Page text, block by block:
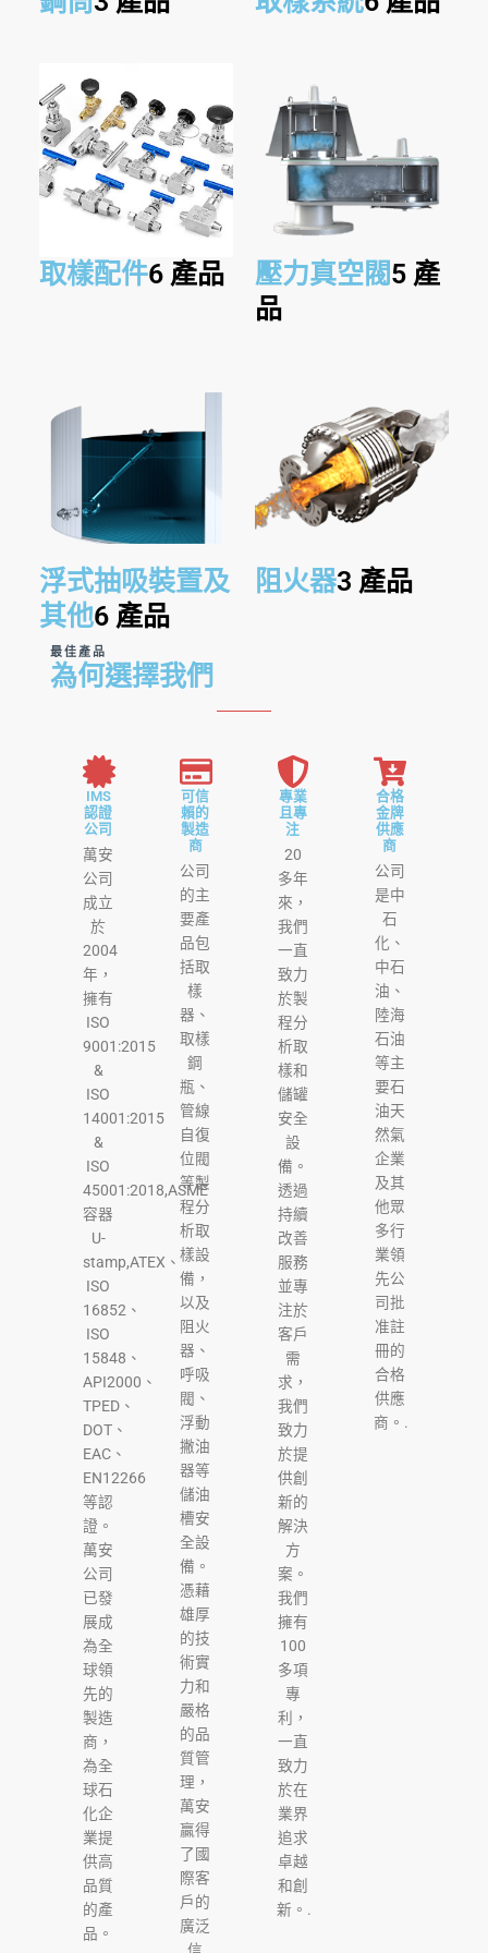
取樣配件6 產品 壓力真空閥5 產
品
浮式抽吸裝置及
其他6 產品
阻火器3 產品
最佳產品
為何選擇我們
IMS
認證
公司
萬安
公司
成立
於
2004
年，
擁有
ISO
9001:2015
&
ISO
14001:2015
&
ISO
45001:2018,ASME
容器
U-
stamp,ATEX、
ISO
16852、
ISO
15848、
API2000、
TPED、
DOT、
EAC、
EN12266
等認
證。
萬安
公司
已發
展成
為全
球領
先的
製造
商，
為全
球石
化企
業提
供高
品質
的產
品。
可信
賴的
製造
商
公司
的主
要產
品包
括取
樣
器、
取樣
鋼
瓶、
管線
自復
位閥
等製
程分
析取
樣設
備，
以及
阻火
器、
呼吸
閥、
浮動
撇油
器等
儲油
槽安
全設
備。
憑藉
雄厚
的技
術實
力和
嚴格
的品
質管
理，
萬安
贏得
了國
際客
戶的
廣泛
專業
且專
注
20
多年
來，
我們
一直
致力
於製
程分
析取
樣和
儲罐
安全
設
備。
透過
持續
改善
服務
並專
注於
客戶
需
求，
我們
致力
於提
供創
新的
解決
方
案。
我們
擁有
100
多項
專
利，
一直
致力
於在
業界
追求
卓越
和創
新。.
合格
金牌
供應
商
公司
是中
石
化、
中石
油、
陸海
石油
等主
要石
油天
然氣
企業
及其
他眾
多行
業領
先公
司批
准註
冊的
合格
供應
商。.